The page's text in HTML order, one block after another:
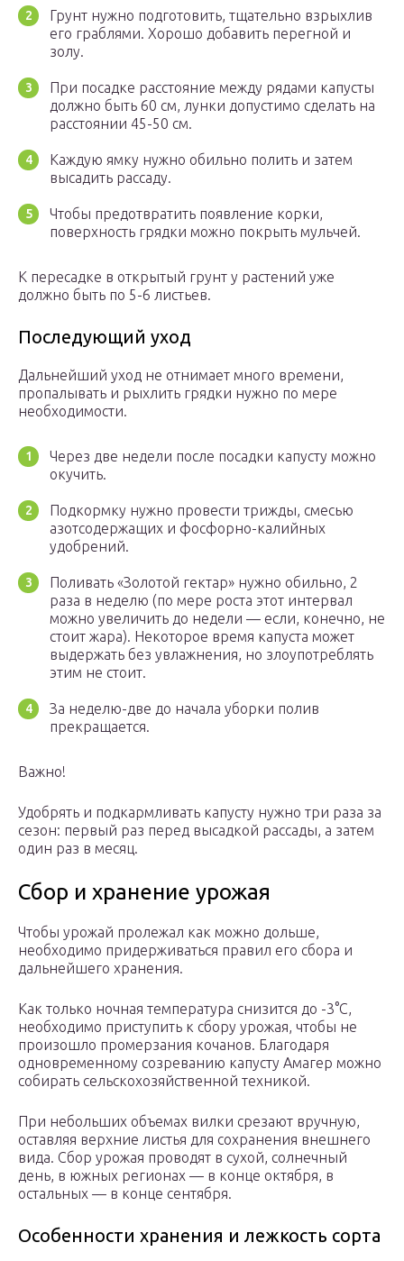
Грунт нужно подготовить, тщательно взрыхлив
его граблями. Хорошо добавить перегной и
золу.
При посадке расстояние между рядами капусты
должно быть 60 см, лунки допустимо сделать на
расстоянии 45-50 см.
Каждую ямку нужно обильно полить и затем
высадить рассаду.
Чтобы предотвратить появление корки,
поверхность грядки можно покрыть мульчей.
К пересадке в открытый грунт у растений уже
должно быть по 5-6 листьев.
Последующий уход
Дальнейший уход не отнимает много времени,
пропалывать и рыхлить грядки нужно по мере
необходимости.
Через две недели после посадки капусту можно
окучить.
Подкормку нужно провести трижды, смесью
азотсодержащих и фосфорно-калийных
удобрений.
Поливать «Золотой гектар» нужно обильно, 2
раза в неделю (по мере роста этот интервал
можно увеличить до недели — если, конечно, не
стоит жара). Некоторое время капуста может
выдержать без увлажнения, но злоупотреблять
этим не стоит.
За неделю-две до начала уборки полив
прекращается.
Важно!
Удобрять и подкармливать капусту нужно три раза за
сезон: первый раз перед высадкой рассады, а затем
один раз в месяц.
Сбор и хранение урожая
Чтобы урожай пролежал как можно дольше,
необходимо придерживаться правил его сбора и
дальнейшего хранения.
Как только ночная температура снизится до -3°С,
необходимо приступить к сбору урожая, чтобы не
произошло промерзания кочанов. Благодаря
одновременному созреванию капусту Амагер можно
собирать сельскохозяйственной техникой.
При небольших объемах вилки срезают вручную,
оставляя верхние листья для сохранения внешнего
вида. Сбор урожая проводят в сухой, солнечный
день, в южных регионах — в конце октября, в
остальных — в конце сентября.
Особенности хранения и лежкость сорта